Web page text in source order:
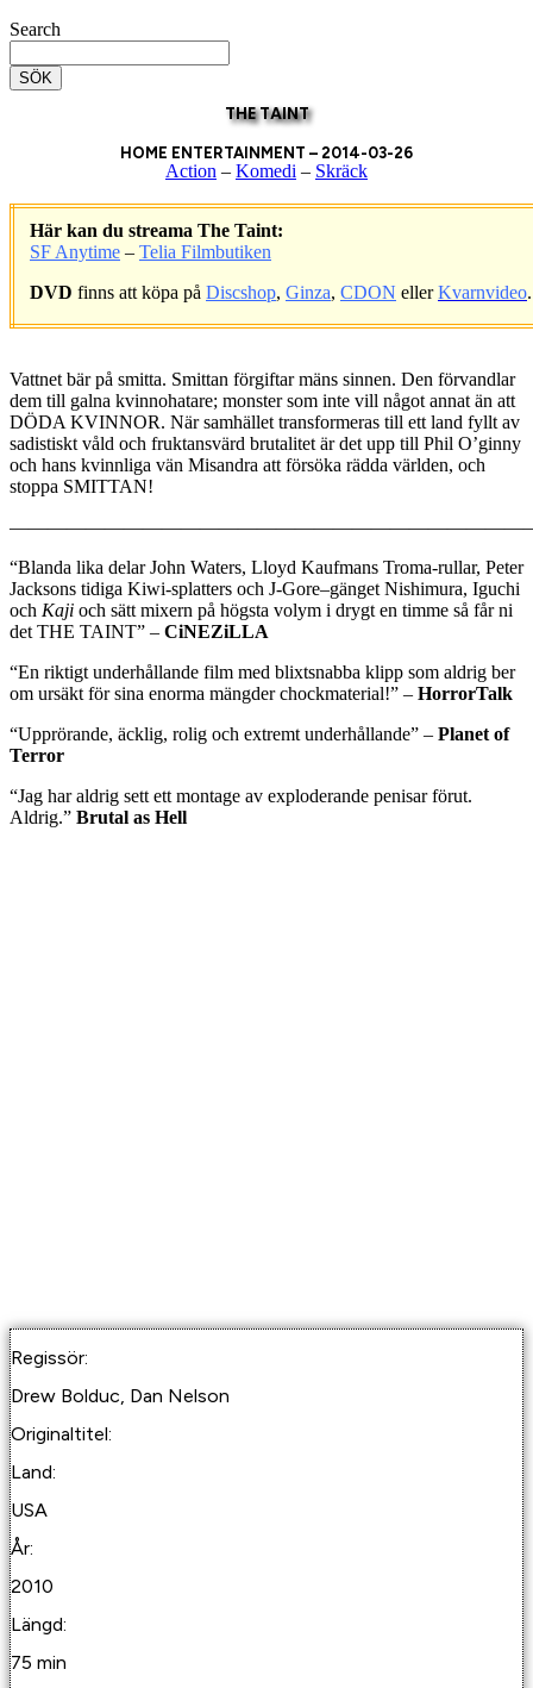
Search
SÖK
THE TAINT
HOME ENTERTAINMENT – 2014-03-26
Action – Komedi – Skräck
Här kan du streama The Taint:
SF Anytime – Telia Filmbutiken
DVD finns att köpa på Discshop, Ginza, CDON ellerKvarnvideo.
Vattnet bär på smitta. Smittan förgiftar mäns sinnen. Den förvandlar
dem till galna kvinnohatare; monster som inte vill något annat än att
DÖDA KVINNOR. När samhället transformeras till ett land fyllt av
sadistiskt våld och fruktansvärd brutalitet är det upp till Phil O’ginny
och hans kvinnliga vän Misandra att försöka rädda världen, och
stoppa SMITTAN!
“Blanda lika delar John Waters, Lloyd Kaufmans Troma-rullar, Peter
Jacksons tidiga Kiwi-splatters och J-Gore–gänget Nishimura, Iguchi
och Kaji och sätt mixern på högsta volym i drygt en timme så får ni
det THE TAINT” – CiNEZiLLA
“En riktigt underhållande film med blixtsnabba klipp som aldrig ber
om ursäkt för sina enorma mängder chockmaterial!” – HorrorTalk
“Upprörande, äcklig, rolig och extremt underhållande” – Planet of
Terror
“Jag har aldrig sett ett montage av exploderande penisar förut.
Aldrig.” Brutal as Hell
Regissör:
Drew Bolduc, Dan Nelson
Originaltitel:
Land:
USA
År:
2010
Längd:
75 min